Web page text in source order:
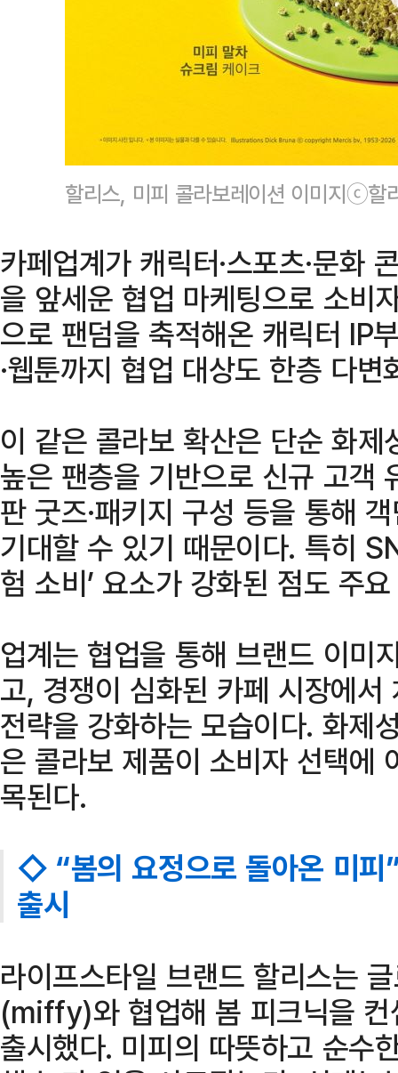
할리스, 미피 콜라보레이션 이미지ⓒ할
카페업계가 캐릭터·스포츠·문화
을 앞세운 협업 마케팅으로 소비
으로 팬덤을 축적해온 캐릭터 IP
·웹툰까지 협업 대상도 한층 다변
이 같은 콜라보 확산은 단순 화
높은 팬층을 기반으로 신규 고객
판 굿즈·패키지 구성 등을 통해
기대할 수 있기 때문이다. 특히
험 소비’ 요소가 강화된 점도 주
업계는 협업을 통해 브랜드 이미
고, 경쟁이 심화된 카페 시장에
전략을 강화하는 모습이다. 화제
은 콜라보 제품이 소비자 선택에
목된다.
◇ “봄의 요정으로 돌아온 미피
출시
라이프스타일 브랜드 할리스는
(miffy)와 협업해 봄 피크닉을
출시했다. 미피의 따뜻하고 순수